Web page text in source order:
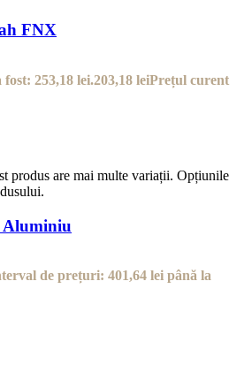
FNX
253,18 lei.203,18 leiPrețul curent
produs are mai multe variații. Opțiunile
de prețuri: 401,64 lei până la